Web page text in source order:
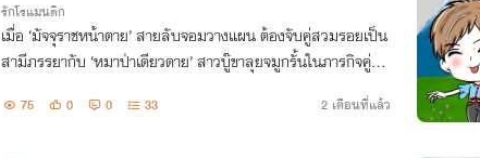
รักโรแมนติก
เมื่อ ‘มัจจุราชหน้าตาย’ สายลับจอมวางแผน ต้องจับคู่สวมรอยเป็น
สามีภรรยากับ ‘หมาป่าเดียวดาย’ สาวบู๊ขาลุยจมูกรั้นในภารกิจคู่สุด
รักนอกตารางที่แผดเผา
75 0 0 33 2 เดือนที่แล้ว